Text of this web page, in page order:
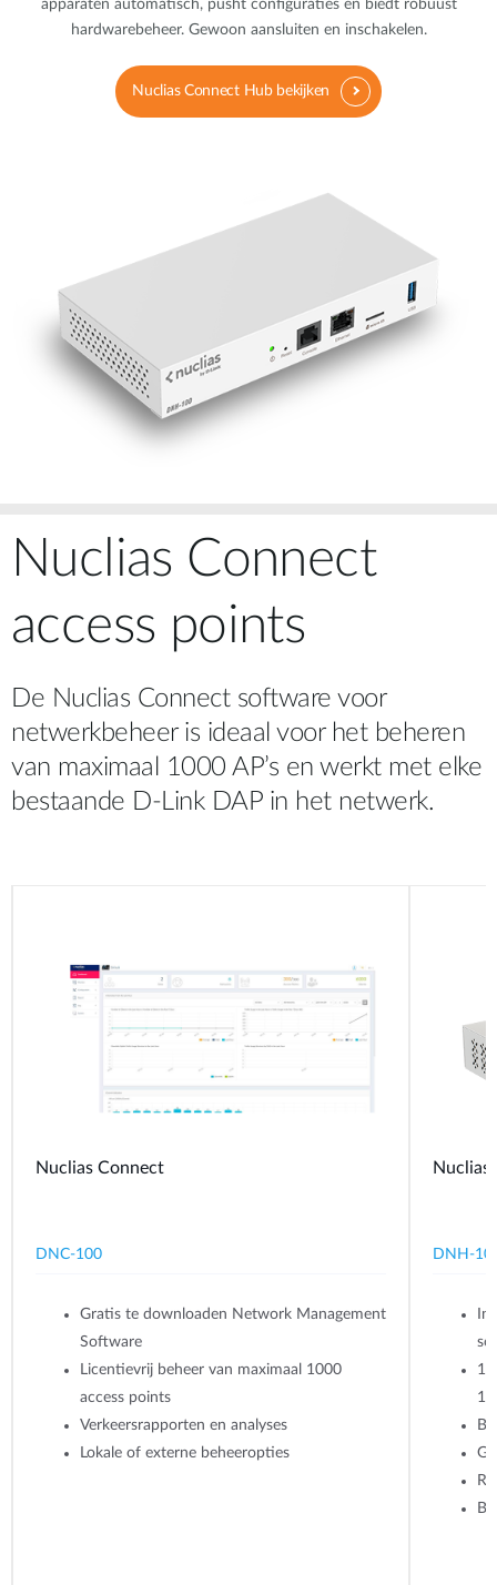
apparaten automatisch, pusht configuraties en biedt robuust
hardwarebeheer. Gewoon aansluiten en inschakelen.
Nuclias Connect Hub bekijken
Nuclias Connect
access points
De Nuclias Connect software voor
netwerkbeheer is ideaal voor het beheren
van maximaal 1000 AP’s en werkt met elke
bestaande D-Link DAP in het netwerk.
Nuclias Connect
DNC-100
Gratis te downloaden Network Management
Software
Licentievrij beheer van maximaal 1000
access points
Verkeersrapporten en analyses
Lokale of externe beheeropties
Nuclias
DNH-
1x